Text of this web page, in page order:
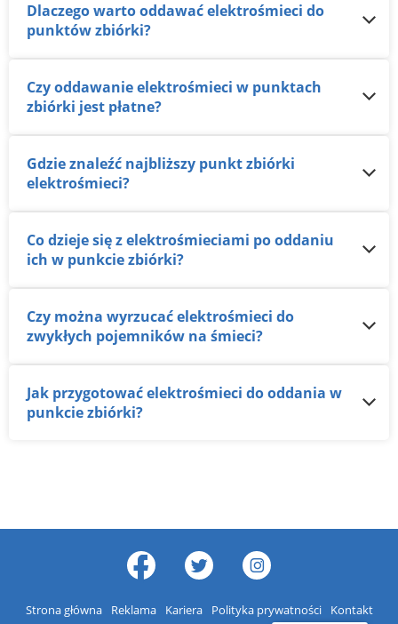
Dlaczego warto oddawać elektrośmieci do
punktów zbiórki?
Czy oddawanie elektrośmieci w punktach
zbiórki jest płatne?
Gdzie znaleźć najbliższy punkt zbiórki
elektrośmieci?
Co dzieje się z elektrośmieciami po oddaniu
ich w punkcie zbiórki?
Czy można wyrzucać elektrośmieci do
zwykłych pojemników na śmieci?
Jak przygotować elektrośmieci do oddania w
punkcie zbiórki?
Strona główna Reklama Kariera Polityka prywatności Kontakt